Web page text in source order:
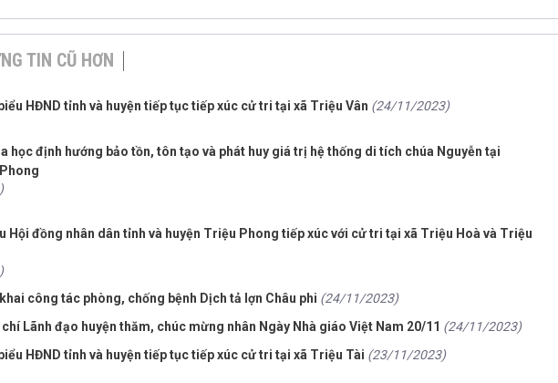
TIN CŨ HƠN
HĐND tỉnh và huyện tiếp tục tiếp xúc cử tri tại xã Triệu Vân (24/11/2023)
học định hướng bảo tồn, tôn tạo và phát huy giá trị hệ thống di tích chúa Nguyễn tại
Hội đồng nhân dân tỉnh và huyện Triệu Phong tiếp xúc với cử tri tại xã Triệu Hoà và Triệu
công tác phòng, chống bệnh Dịch tả lợn Châu phi (24/11/2023)
Lãnh đạo huyện thăm, chúc mừng nhân Ngày Nhà giáo Việt Nam 20/11 (24/11/2023)
HĐND tỉnh và huyện tiếp tục tiếp xúc cử tri tại xã Triệu Tài (23/11/2023)